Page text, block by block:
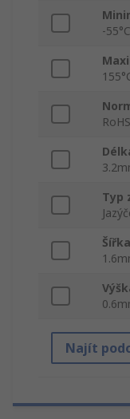
-55°C
RoHS
Typ
Šířka
Najít